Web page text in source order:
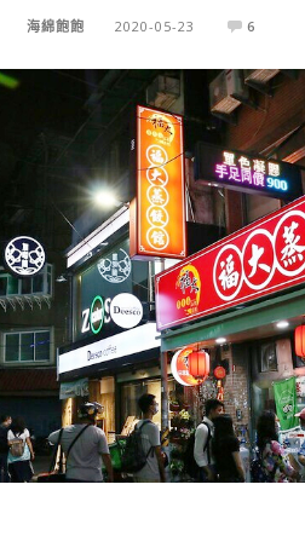
海綿飽飽 2020-05-23 6